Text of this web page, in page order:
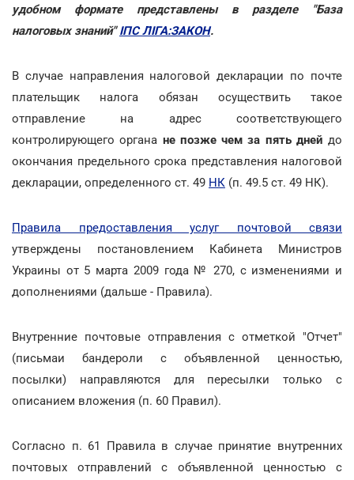
удобном формате представлены в разделе "База
налоговых знаний"ІПС ЛІГА:ЗАКОН.
В случае направления налоговой декларации по почте
плательщик налога обязан осуществить такое
отправление на адрес соответствующего
контролирующего органа не позже чем за пять дней до
окончания предельного срока представления налоговой
декларации, определенного ст. 49 НК (п. 49.5 ст. 49 НК).
Правила предоставления услуг почтовой связи
утверждены постановлением Кабинета Министров
Украины от 5 марта 2009 года № 270, с изменениями и
дополнениями (дальше - Правила).
Внутренние почтовые отправления с отметкой "Отчет"
(письмаи бандероли с объявленной ценностью,
посылки) направляются для пересылки только с
описанием вложения (п. 60 Правил).
Согласно п. 61 Правила в случае принятие внутренних
почтовых отправлений с объявленной ценностью с